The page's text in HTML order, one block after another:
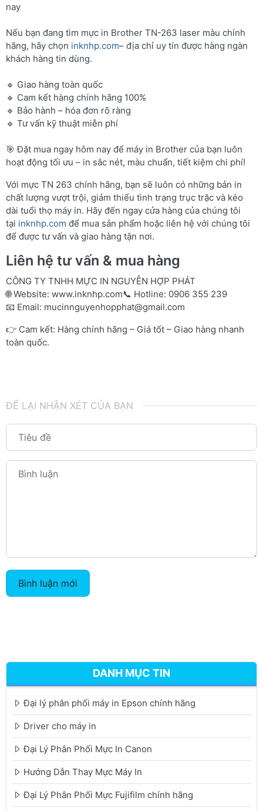
nay
Nếu bạn đang tìm mực in Brother TN-263 laser màu chính
hãng, hãy chọn inknhp.com– địa chỉ uy tín được hàng ngàn
khách hàng tin dùng.
🔹 Giao hàng toàn quốc
🔹 Cam kết hàng chính hãng 100%
🔹 Bảo hành – hóa đơn rõ ràng
🔹 Tư vấn kỹ thuật miễn phí
🎯 Đặt mua ngay hôm nay để máy in Brother của bạn luôn
hoạt động tối ưu – in sắc nét, màu chuẩn, tiết kiệm chi phí!
Với mực TN 263 chính hãng, bạn sẽ luôn có những bản in
chất lượng vượt trội, giảm thiểu tình trạng trục trặc và kéo
dài tuổi thọ máy in. Hãy đến ngay cửa hàng của chúng tôi
tại inknhp.com để mua sản phẩm hoặc liên hệ với chúng tôi
để được tư vấn và giao hàng tận nơi.
Liên hệ tư vấn & mua hàng
CÔNG TY TNHH MỰC IN NGUYỄN HỢP PHÁT
🌐 Website: www.inknhp.com📞 Hotline: 0906 355 239
📧 Email: mucinnguyenhopphat@gmail.com
👉 Cam kết: Hàng chính hãng – Giá tốt – Giao hàng nhanh
toàn quốc.
ĐỂ LẠI NHẬN XÉT CỦA BẠN
Bình luận mới
DANH MỤC TIN
Đại lý phân phối máy in Epson chính hãng
Driver cho máy in
Đại Lý Phân Phối Mực In Canon
Hướng Dẫn Thay Mực Máy In
Đại Lý Phân Phối Mực Fujifilm chính hãng